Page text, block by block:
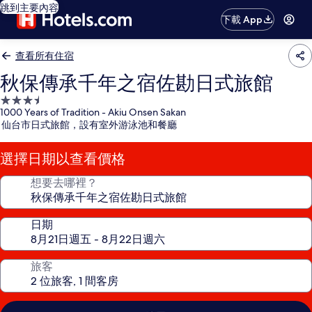
跳到主要內容
下載 App
查看所有住宿
秋保傳承千年之宿佐勘日式旅館
3.5
星
級
住
宿
1000 Years of Tradition - Akiu Onsen Sakan
仙台市日式旅館，設有室外游泳池和餐廳
選擇日期以查看價格
想要去哪裡？
日期
旅客